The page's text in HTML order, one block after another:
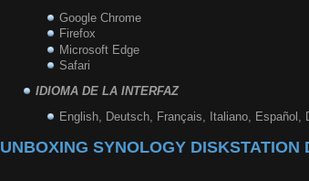
Google Chrome
Firefox
Microsoft Edge
Safari
IDIOMA DE LA INTERFAZ
English, Deutsch, Français, Italiano, Español,
UNBOXING SYNOLOGY DISKSTATION